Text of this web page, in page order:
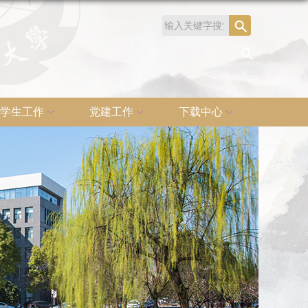
学生工作 党建工作 下载中心